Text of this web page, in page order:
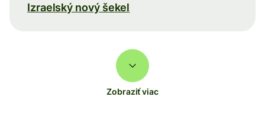
Izraelský nový šekel
Zobraziť viac